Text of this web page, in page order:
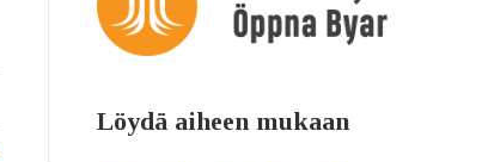
Löydä aiheen mukaan